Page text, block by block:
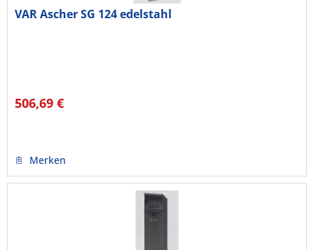
VAR Ascher SG 124 edelstahl
506,69 €
Merken